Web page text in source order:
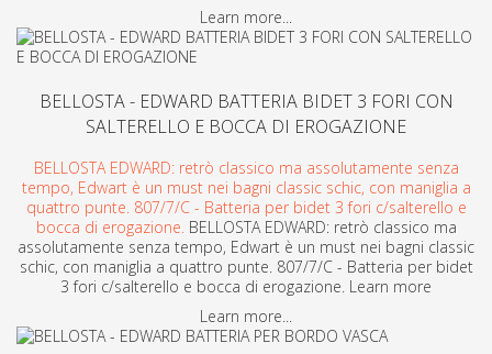
Learn more...
BELLOSTA - EDWARD BATTERIA BIDET 3 FORI CON
SALTERELLO E BOCCA DI EROGAZIONE
BELLOSTA EDWARD: retrò classico ma assolutamente senza
tempo, Edwart è un must nei bagni classic schic, con maniglia a
quattro punte. 807/7/C - Batteria per bidet 3 fori c/salterello e
bocca di erogazione. BELLOSTA EDWARD: retrò classico ma
assolutamente senza tempo, Edwart è un must nei bagni classic
schic, con maniglia a quattro punte. 807/7/C - Batteria per bidet
3 fori c/salterello e bocca di erogazione. Learn more
Learn more...